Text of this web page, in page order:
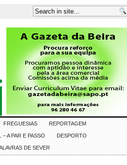
FREGUESIAS REPORTAGEM
A PAR E PASSO DESPORTO
DE SEVER